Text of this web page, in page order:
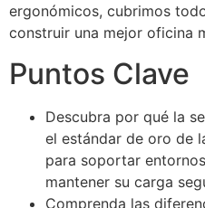
ergonómicos, cubrimos
construir una mejor oficina
Puntos Clave
Descubra por qué la
el estándar de oro de
para soportar
mantener su carga
Comprenda las